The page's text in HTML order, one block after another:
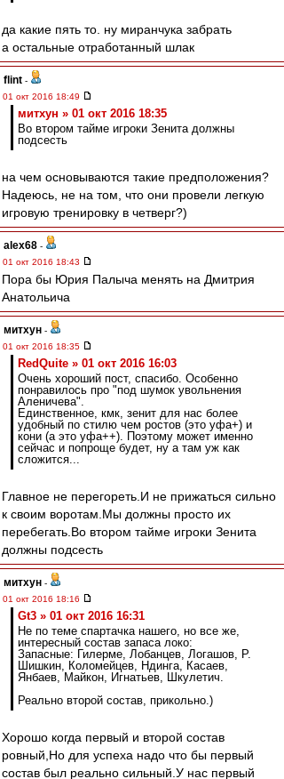
да какие пять то. ну миранчука забрать
а остальные отработанный шлак
flint -
01 окт 2016 18:49
митхун » 01 окт 2016 18:35
Во втором тайме игроки Зенита должны
подсесть
на чем основываются такие предположения?
Надеюсь, не на том, что они провели легкую
игровую тренировку в четверг?)
alex68 -
01 окт 2016 18:43
Пора бы Юрия Палыча менять на Дмитрия
Анатольича
митхун -
01 окт 2016 18:35
RedQuite » 01 окт 2016 16:03
Очень хороший пост, спасибо. Особенно
понравилось про "под шумок увольнения
Аленичева".
Единственное, кмк, зенит для нас более
удобный по стилю чем ростов (это уфа+) и
кони (а это уфа++). Поэтому может именно
сейчас и попроще будет, ну а там уж как
сложится...
Главное не перегореть.И не прижаться сильно
к своим воротам.Мы должны просто их
перебегать.Во втором тайме игроки Зенита
должны подсесть
митхун -
01 окт 2016 18:16
Gt3 » 01 окт 2016 16:31
Не по теме спартачка нашего, но все же,
интересный состав запаса локо:
Запасные: Гилерме, Лобанцев, Логашов, Р.
Шишкин, Коломейцев, Ндинга, Касаев,
Янбаев, Майкон, Игнатьев, Шкулетич.
Реально второй состав, прикольно.)
Хорошо когда первый и второй состав
ровный,Но для успеха надо что бы первый
состав был реально сильный.У нас первый